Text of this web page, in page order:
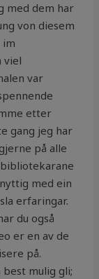
med dem har
von diesem
im
viel
var
etter
gang jeg har
på alle
med ein
erfaringar.
du også
er en av de
på.
mulig gli;